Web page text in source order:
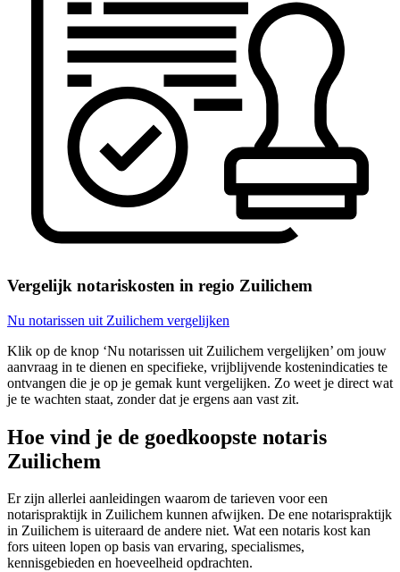
Vergelijk notariskosten in regio Zuilichem
Nu notarissen uit Zuilichem vergelijken
Klik op de knop ‘Nu notarissen uit Zuilichem vergelijken’ om jouw
aanvraag in te dienen en specifieke, vrijblijvende kostenindicaties te
ontvangen die je op je gemak kunt vergelijken. Zo weet je direct wat
je te wachten staat, zonder dat je ergens aan vast zit.
Hoe vind je de goedkoopste notaris
Zuilichem
Er zijn allerlei aanleidingen waarom de tarieven voor een
notarispraktijk in Zuilichem kunnen afwijken. De ene notarispraktijk
in Zuilichem is uiteraard de andere niet. Wat een notaris kost kan
fors uiteen lopen op basis van ervaring, specialismes,
kennisgebieden en hoeveelheid opdrachten.